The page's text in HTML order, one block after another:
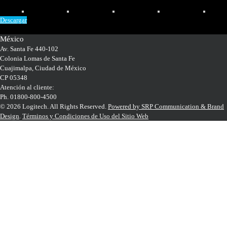
Descargar
México
Av. Santa Fe 440-102
Colonia Lomas de Santa Fe
Cuajimalpa, Ciudad de México
CP 05348
Atención al cliente:
Ph. 01800-800-4500
© 2026 Logitech. All Rights Reserved. Powered by SRP Communication & Brand
Design. Términos y Condiciones de Uso del Sitio Web